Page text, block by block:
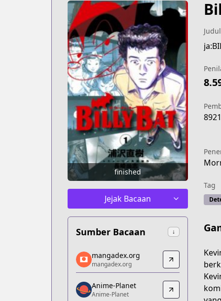
finished
Jejak Bacaan
Sumber Bacaan ↓
mangadex.org
mangadex.org
https://mangadex.org/title/e5357466-
Anime-Planet
mangadex.org
mangadex.org
Anime-Planet
Anime-Planet
Tag